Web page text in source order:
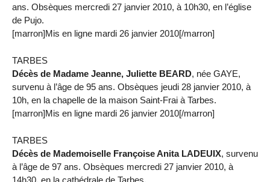
ans. Obsèques mercredi 27 janvier 2010, à 10h30, en l’église
de Pujo.
[marron]Mis en ligne mardi 26 janvier 2010[/marron]
TARBES
Décès de Madame Jeanne, Juliette BEARD, née GAYE,
survenu à l’âge de 95 ans. Obsèques jeudi 28 janvier 2010, à
10h, en la chapelle de la maison Saint-Frai à Tarbes.
[marron]Mis en ligne mardi 26 janvier 2010[/marron]
TARBES
Décès de Mademoiselle Françoise Anita LADEUIX, survenu
à l’âge de 97 ans. Obsèques mercredi 27 janvier 2010, à
14h30, en la cathédrale de Tarbes.